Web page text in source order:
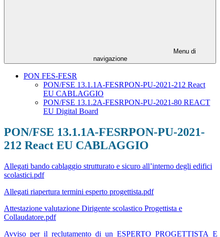
Menu di
navigazione
PON FES-FESR
PON/FSE 13.1.1A-FESRPON-PU-2021-212 React
EU CABLAGGIO
PON/FSE 13.1.2A-FESRPON-PU-2021-80 REACT
EU Digital Board
PON/FSE 13.1.1A-FESRPON-PU-2021-
212 React EU CABLAGGIO
Allegati bando cablaggio strutturato e sicuro all’interno degli edifici
scolastici.pdf
Allegati riapertura termini esperto progettista.pdf
Attestazione valutazione Dirigente scolastico Progettista e
Collaudatore.pdf